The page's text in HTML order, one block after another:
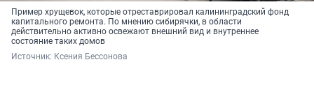
Пример хрущевок, которые отреставрировал калининградский фонд
капитального ремонта. По мнению сибирячки, в области
действительно активно освежают внешний вид и внутреннее
состояние таких домов
Источник: Ксения Бессонова